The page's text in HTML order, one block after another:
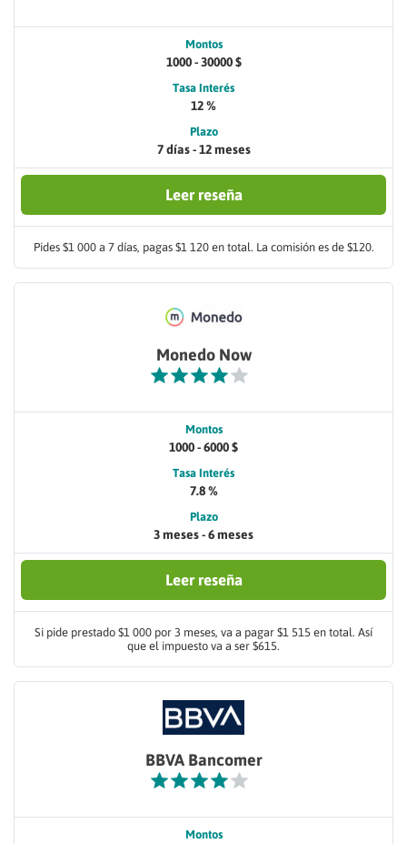
Montos
1000 - 30000 $
Tasa Interés
12 %
Plazo
7 días - 12 meses
Leer reseña
Pides $1 000 a 7 días, pagas $1 120 en total. La comisión es de $120.
Monedo Now
Montos
1000 - 6000 $
Tasa Interés
7.8 %
Plazo
3 meses - 6 meses
Leer reseña
Si pide prestado $1 000 por 3 meses, va a pagar $1 515 en total. Así
que el impuesto va a ser $615.
BBVA Bancomer
Montos